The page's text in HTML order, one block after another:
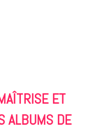
ET
ALBUMS DE